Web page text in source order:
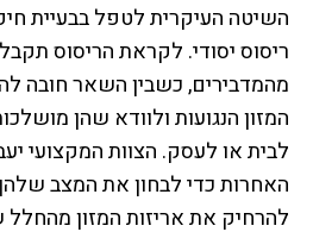
השיטה העיקרית לטפל בבעיית
ריסוס יסודי. לקראת הריסוס
מהמדבירים, כשבין השאר חובה
המזון הנגועות ולוודא שהן
לבית או לעסק. הצוות המקצועי
האחרות כדי לבחון את המצב
להרחיק את אריזות המזון